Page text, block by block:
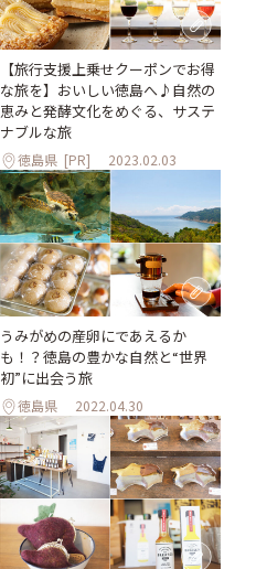
【旅行支援上乗せクーポンでお得
な旅を】おいしい徳島へ♪自然の
恵みと発酵文化をめぐる、サステ
ナブルな旅
徳島県 [PR] 2023.02.03
うみがめの産卵にであえるか
も！？徳島の豊かな自然と“世界
初”に出会う旅
徳島県 2022.04.30